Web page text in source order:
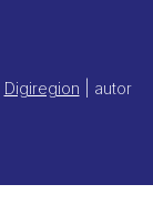
Digiregion | autor